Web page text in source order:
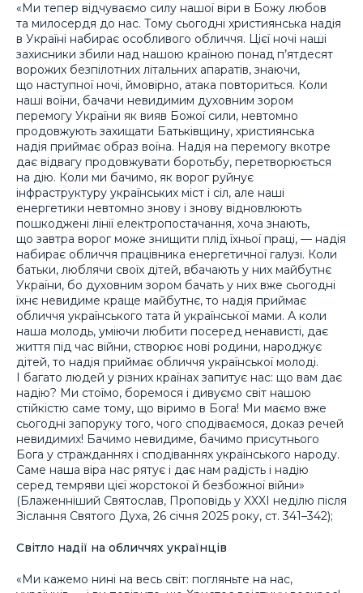
«Ми тепер відчуваємо силу нашої віри в Божу любов
та милосердя до нас. Тому сьогодні християнська надія
в Україні набирає особливого обличчя. Цієї ночі наші
захисники збили над нашою країною понад п’ятдесят
ворожих безпілотних літальних апаратів, знаючи,
що наступної ночі, ймовірно, атака повториться. Коли
наші воїни, бачачи невидимим духовним зором
перемогу України як вияв Божої сили, невтомно
продовжують захищати Батьківщину, християнська
надія приймає образ воїна. Надія на перемогу вкотре
дає відвагу продовжувати боротьбу, перетворюється
на дію. Коли ми бачимо, як ворог руйнує
інфраструктуру українських міст і сіл, але наші
енергетики невтомно знову і знову відновлюють
пошкоджені лінії електропостачання, хоча знають,
що завтра ворог може знищити плід їхньої праці, — надія
набирає обличчя працівника енергетичної галузі. Коли
батьки, люблячи своїх дітей, вбачають у них майбутнє
України, бо духовним зором бачать у них вже сьогодні
їхнє невидиме краще майбутнє, то надія приймає
обличчя українського тата й української мами. А коли
наша молодь, уміючи любити посеред ненависті, дає
життя під час війни, створює нові родини, народжує
дітей, то надія приймає обличчя української молоді.
І багато людей у різних країнах запитує нас: що вам дає
надію? Ми стоїмо, боремося і дивуємо світ нашою
стійкістю саме тому, що віримо в Бога! Ми маємо вже
сьогодні запоруку того, чого сподіваємося, доказ речей
невидимих! Бачимо невидиме, бачимо присутнього
Бога у стражданнях і сподіваннях українського народу.
Саме наша віра нас рятує і дає нам радість і надію
серед темряви цієї жорстокої й безбожної війни»
(Блаженніший Святослав, Проповідь у XXXI неділю після
Зіслання Святого Духа, 26 січня 2025 року, ст. 341–342);
Світло надії на обличчях українців
«Ми кажемо нині на весь світ: погляньте на нас,